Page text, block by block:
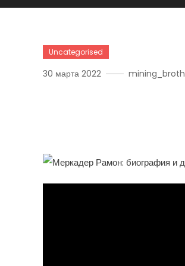
Uncategorised
30 марта 2022 mining_broth